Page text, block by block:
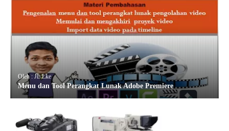
Oleh : JL Lke
Menu dan Tool Perangkat Lunak Adobe Premiere